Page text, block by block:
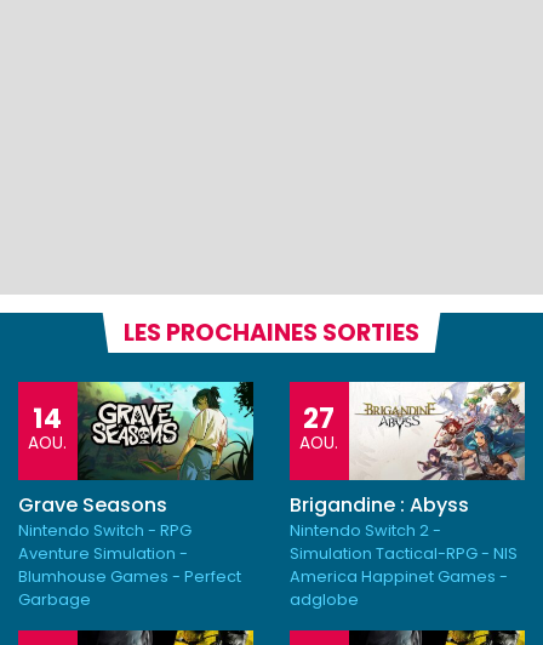
LES PROCHAINES SORTIES
14
AOU.
Grave Seasons
Nintendo Switch - RPG
Aventure Simulation -
Blumhouse Games - Perfect
Garbage
27
AOU.
Brigandine : Abyss
Nintendo Switch 2 -
Simulation Tactical-RPG - NIS
America Happinet Games -
adglobe